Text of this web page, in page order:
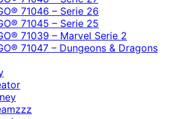
71046 – Serie 26
71045 – Serie 25
71039 – Marvel Serie 2
71047 – Dungeons & Dragons